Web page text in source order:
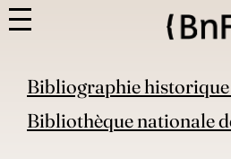
Bibliographie historique
Bibliothèque nationale